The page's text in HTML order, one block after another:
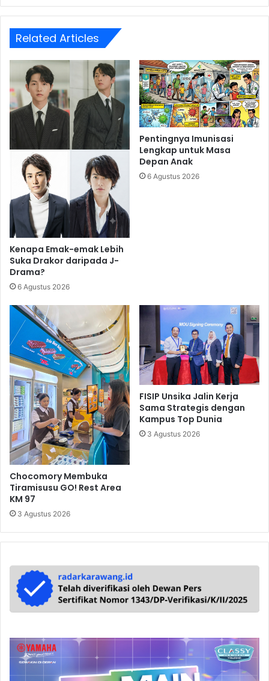
Related Articles
Kenapa Emak-emak Lebih
Suka Drakor daripada J-
Drama?
6 Agustus 2026
Pentingnya Imunisasi
Lengkap untuk Masa
Depan Anak
6 Agustus 2026
Chocomory Membuka
Tiramisusu GO! Rest Area
KM 97
3 Agustus 2026
FISIP Unsika Jalin Kerja
Sama Strategis dengan
Kampus Top Dunia
3 Agustus 2026